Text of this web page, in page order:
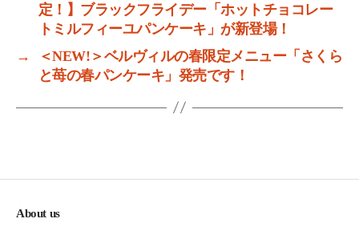
定！】ブラックフライデー「ホットチョコレー
トミルフィーユパンケーキ」が新登場！
→
＜NEW!＞ベルヴィルの春限定メニュー「さくら
と苺の春パンケーキ」発売です！
About us